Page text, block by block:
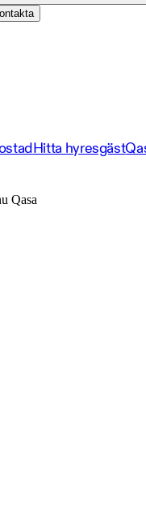
Hitta hyresgäst
Qasa